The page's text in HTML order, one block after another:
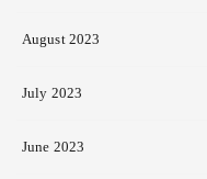
August 2023
July 2023
June 2023